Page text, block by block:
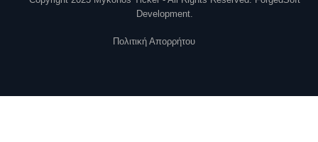
Development.
Πολιτική Απορρήτου